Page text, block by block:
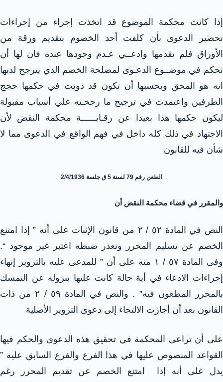
إذا كانت محكمة الموضوع قد اتخذت إجراء من إجراءات
تحضير الدعوى بأن كلفت أحد الخصوم بتقديم ورقة من
الأوراق فلم يقدمها وادعــي عـدم وجودها عنده فان لها أن
تحكم في موضــوع الدعـوى لمصلحة الخصم الذي يترجح لديها
انه هو المحق وبحسبها أن تكون قد دونت في حكمها حجج
الطرفين واعتمدت في ترجيح ما رجحـته علي أسباب مقبولة
ليكون حكمها هذا بعيدا عن رقـابــــــة محكمة النقض لأن
الاجتهاد في ذلك كله داخل في فهم الواقع في الدعوى مما لا
شأن فيه للقانون
الطعن رقم 79 لسنة 5 ق جلسة 2/4/1936
والمقرر في قضاء محكمة النقض أن
النص في المادة ٥٢ / ٢ من قانون الإثبات على أنه ” إذا امتنع
الخصم عن تسليم المحرر وتعذر ضبطه اعتبر غير موجود “.
وفى المادة ٥٧ / ١ منه على أن ” للمدعى عليه بالتزوير إنهاء
إجراءات الادعاء في أية حالة كانت عليها بنزوله عن التمسك
بالمحرر المطعون فيه” . والنص في المادة ٥٩ / ٢ من ذات
القانون بعد أن أجازت الالتجاء إلى دعوى التزوير الأصلية
على أن تراعى المحكمة في تحقيق هذه الدعوى والحكم فيها
القواعد المنصوص عليها في هذا الفرع والفرع السابق عليه ”
يدل على أنه إذا امتنع الخصم عن تقديم المحرر رغم